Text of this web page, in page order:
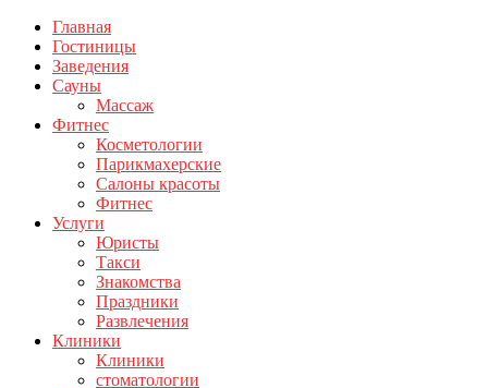
Главная
Гостиницы
Заведения
Сауны
Массаж
Фитнес
Косметологии
Парикмахерские
Салоны красоты
Фитнес
Услуги
Юристы
Такси
Знакомства
Праздники
Развлечения
Клиники
Клиники
стоматологии